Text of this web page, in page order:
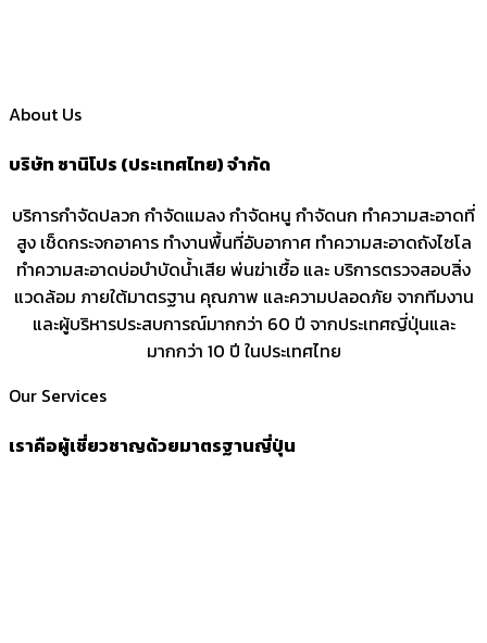
About Us
บริษัท ซานิโปร (ประเทศไทย) จำกัด
บริการกำจัดปลวก กำจัดแมลง กำจัดหนู กำจัดนก ทำความสะอาดที่
สูง เช็ดกระจกอาคาร ทำงานพื้นที่อับอากาศ ทำความสะอาดถังไซโล
ทำความสะอาดบ่อบำบัดน้ำเสีย พ่นฆ่าเชื้อ และ บริการตรวจสอบสิ่ง
แวดล้อม ภายใต้มาตรฐาน คุณภาพ และความปลอดภัย จากทีมงาน
และผู้บริหารประสบการณ์มากกว่า 60 ปี จากประเทศญี่ปุ่นและ
มากกว่า 10 ปี ในประเทศไทย
Our Services
เราคือผู้เชี่ยวชาญด้วยมาตรฐานญี่ปุ่น